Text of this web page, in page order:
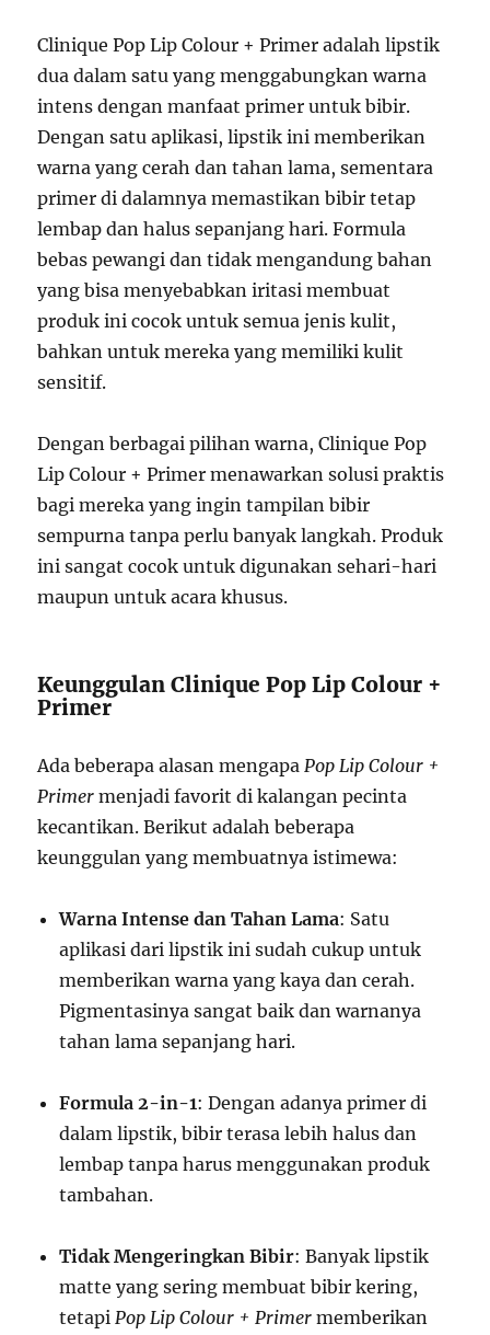
Clinique Pop Lip Colour + Primer adalah lipstik
dua dalam satu yang menggabungkan warna
intens dengan manfaat primer untuk bibir.
Dengan satu aplikasi, lipstik ini memberikan
warna yang cerah dan tahan lama, sementara
primer di dalamnya memastikan bibir tetap
lembap dan halus sepanjang hari. Formula
bebas pewangi dan tidak mengandung bahan
yang bisa menyebabkan iritasi membuat
produk ini cocok untuk semua jenis kulit,
bahkan untuk mereka yang memiliki kulit
sensitif.
Dengan berbagai pilihan warna, Clinique Pop
Lip Colour + Primer menawarkan solusi praktis
bagi mereka yang ingin tampilan bibir
sempurna tanpa perlu banyak langkah. Produk
ini sangat cocok untuk digunakan sehari-hari
maupun untuk acara khusus.
Keunggulan Clinique Pop Lip Colour +
Primer
Ada beberapa alasan mengapaPop Lip Colour +
Primer menjadi favorit di kalangan pecinta
kecantikan. Berikut adalah beberapa
keunggulan yang membuatnya istimewa:
Warna Intense dan Tahan Lama: Satu
aplikasi dari lipstik ini sudah cukup untuk
memberikan warna yang kaya dan cerah.
Pigmentasinya sangat baik dan warnanya
tahan lama sepanjang hari.
Formula 2-in-1: Dengan adanya primer di
dalam lipstik, bibir terasa lebih halus dan
lembap tanpa harus menggunakan produk
tambahan.
Tidak Mengeringkan Bibir: Banyak lipstik
matte yang sering membuat bibir kering,
tetapiPop Lip Colour + Primer memberikan